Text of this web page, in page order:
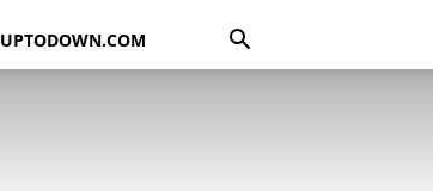
UPTODOWN.COM